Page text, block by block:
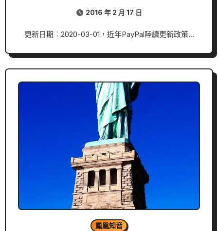
2016 年 2 月 17 日
更新日期︰2020-03-01，近年PayPal陸續更新政策…
鳳凰知音